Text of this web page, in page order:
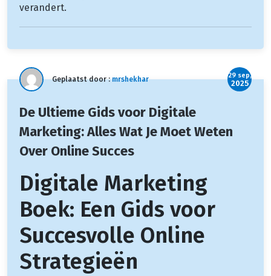
verandert.
Geplaatst door :mrshekhar 29 sep,
2025
De Ultieme Gids voor Digitale
Marketing: Alles Wat Je Moet Weten
Over Online Succes
Digitale Marketing
Boek: Een Gids voor
Succesvolle Online
Strategieën